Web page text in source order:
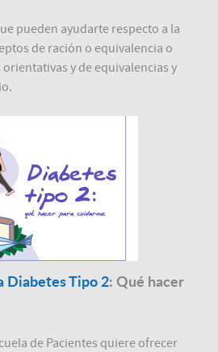
pueden ayudarte respecto a la
de ración o equivalencia o
y de equivalencias y
Diabetes Tipo 2: Qué hacer
de Pacientes quiere ofrecer